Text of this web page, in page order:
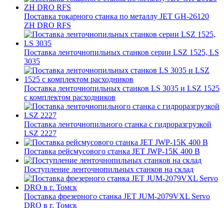
Поставка токарного станка по металлу JET GH-26120
ZH DRO RFS
Поставка ленточнопильных станков серии LSZ 1525, LS
3035
Поставка ленточнопильных станков LS 3035 и LSZ 1525
с комплектом расходников
Поставка ленточнопильного станка c гидроразгрузкой
LSZ 2227
Поставка рейсмусового станка JET JWP-15K 400 В
Поступление ленточнопильных станков на склад
Поставка фрезерного станка JET JUM-2079VXL Servo
DRO в г. Томск